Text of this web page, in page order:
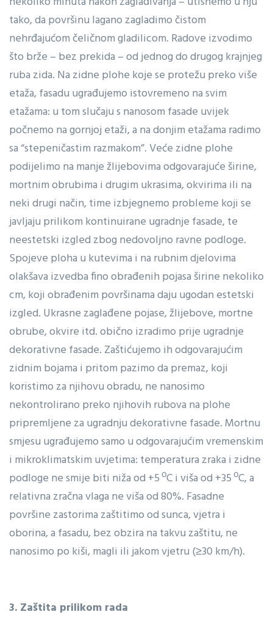
tako, da površinu lagano zagladimo čistom
nehrđajućom čeličnom gladilicom. Radove izvodimo
što brže – bez prekida – od jednog do drugog krajnjeg
ruba zida. Na zidne plohe koje se protežu preko više
etaža, fasadu ugrađujemo istovremeno na svim
etažama: u tom slučaju s nanosom fasade uvijek
počnemo na gornjoj etaži, a na donjim etažama radimo
sa “stepeničastim razmakom”. Veće zidne plohe
podijelimo na manje žlijebovima odgovarajuće širine,
mortnim obrubima i drugim ukrasima, okvirima ili na
neki drugi način, time izbjegnemo probleme koji se
javljaju prilikom kontinuirane ugradnje fasade, te
neestetski izgled zbog nedovoljno ravne podloge.
Spojeve ploha u kutevima i na rubnim djelovima
olakšava izvedba fino obrađenih pojasa širine nekoliko
cm, koji obrađenim površinama daju ugodan estetski
izgled. Ukrasne zaglađene pojase, žlijebove, mortne
obrube, okvire itd. obično izradimo prije ugradnje
dekorativne fasade. Zaštićujemo ih odgovarajućim
zidnim bojama i pritom pazimo da premaz, koji
koristimo za njihovu obradu, ne nanosimo
nekontrolirano preko njihovih rubova na plohe
pripremljene za ugradnju dekorativne fasade. Mortnu
smjesu ugrađujemo samo u odgovarajućim vremenskim
i mikroklimatskim uvjetima: temperatura zraka i zidne
podloge ne smije biti niža od +5 ºC i viša od +35 ºC, a
relativna zračna vlaga ne viša od 80%. Fasadne
površine zastorima zaštitimo od sunca, vjetra i
oborina, a fasadu, bez obzira na takvu zaštitu, ne
nanosimo po kiši, magli ili jakom vjetru (≥30 km/h).
3. Zaštita prilikom rada